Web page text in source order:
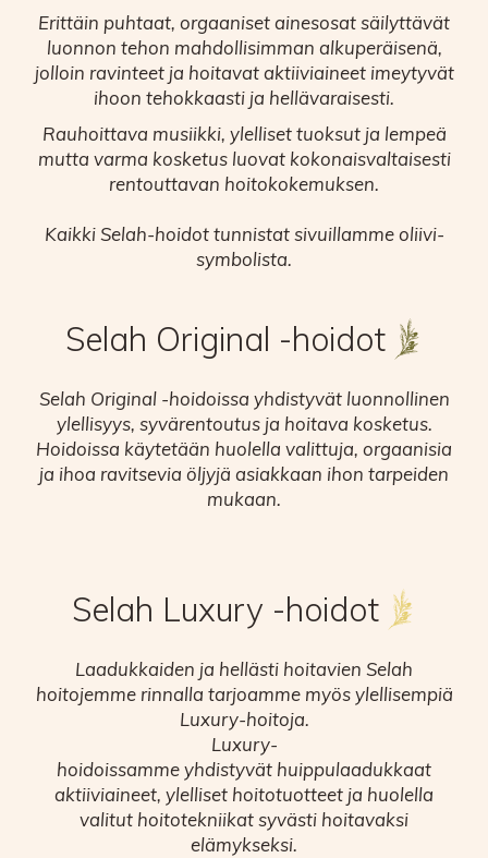
Erittäin puhtaat, orgaaniset ainesosat säilyttävät
luonnon tehon mahdollisimman alkuperäisenä,
jolloin ravinteet ja hoitavat aktiiviaineet imeytyvät
ihoon tehokkaasti ja hellävaraisesti.
Rauhoittava musiikki, ylelliset tuoksut ja lempeä
mutta varma kosketus luovat kokonaisvaltaisesti
rentouttavan hoitokokemuksen.
Kaikki Selah-hoidot tunnistat sivuillamme oliivi-
symbolista.
Selah Original -hoidot
Selah Original -hoidoissa yhdistyvät luonnollinen
ylellisyys, syvärentoutus ja hoitava kosketus.
Hoidoissa käytetään huolella valittuja, orgaanisia
ja ihoa ravitsevia öljyjä asiakkaan ihon tarpeiden
mukaan.
Selah Luxury -hoidot
Laadukkaiden ja hellästi hoitavien Selah
hoitojemme rinnalla tarjoamme myös ylellisempiä
Luxury-hoitoja.
Luxury-
hoidoissamme yhdistyvät huippulaadukkaat
aktiiviaineet, ylelliset hoitotuotteet ja huolella
valitut hoitotekniikat syvästi hoitavaksi
elämykseksi.